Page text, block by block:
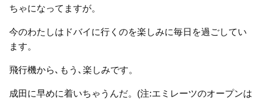
ちゃになってますが。
今のわたしはドバイに行くのを楽しみに毎日を過ごしてい
ます。
飛行機から､もう､楽しみです。
成田に早めに着いちゃうんだ。(注:エミレーツのオープンは